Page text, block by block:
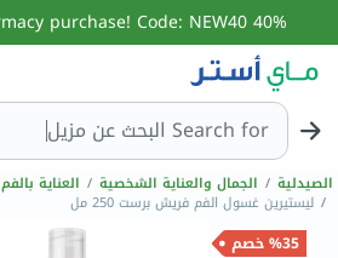
40% off 1st online pharmacy purchase! Code: NEW40
Search for البحث عن مزيل عر
الصيدلية / الجمال والعناية الشخصية / العناية بالفم
/ ليستيرين غسول الفم فريش برست 250 مل
%35 خصم